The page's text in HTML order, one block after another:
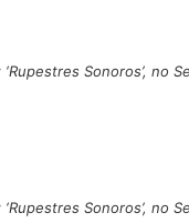
‘Rupestres Sonoros’, no
‘Rupestres Sonoros’, no